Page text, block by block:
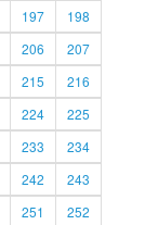
197
198
206
207
215
216
224
225
233
234
242
243
251
252